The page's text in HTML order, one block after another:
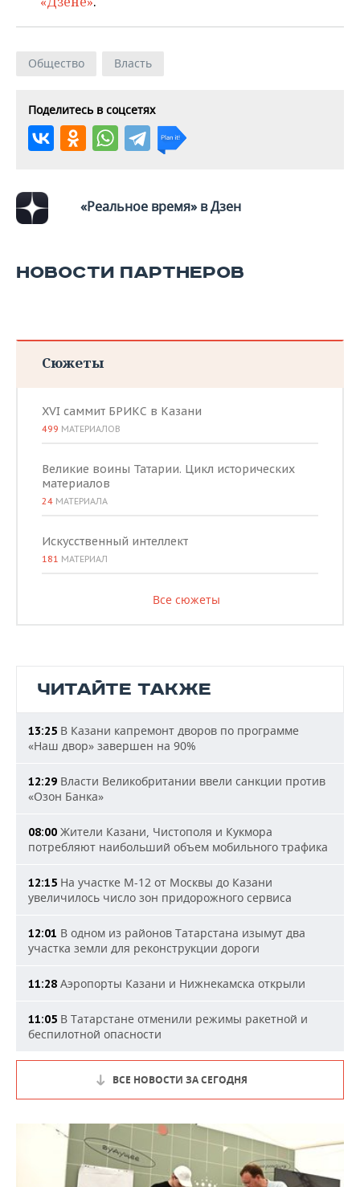
Общество Власть
Поделитесь в соцсетях
«Реальное время» в Дзен
НОВОСТИ ПАРТНЕРОВ
Сюжеты
XVI саммит БРИКС в Казани
499 МАТЕРИАЛОВ
Великие воины Татарии. Цикл исторических
материалов
24 МАТЕРИАЛА
Искусственный интеллект
181 МАТЕРИАЛ
Все сюжеты
ЧИТАЙТЕ ТАКЖЕ
13:25 В Казани капремонт дворов по программе
«Наш двор» завершен на 90%
12:29 Власти Великобритании ввели санкции против
«Озон Банка»
08:00 Жители Казани, Чистополя и Кукмора
потребляют наибольший объем мобильного трафика
12:15 На участке М-12 от Москвы до Казани
увеличилось число зон придорожного сервиса
12:01 В одном из районов Татарстана изымут два
участка земли для реконструкции дороги
11:28 Аэропорты Казани и Нижнекамска открыли
11:05 В Татарстане отменили режимы ракетной и
беспилотной опасности
ВСЕ НОВОСТИ ЗА СЕГОДНЯ